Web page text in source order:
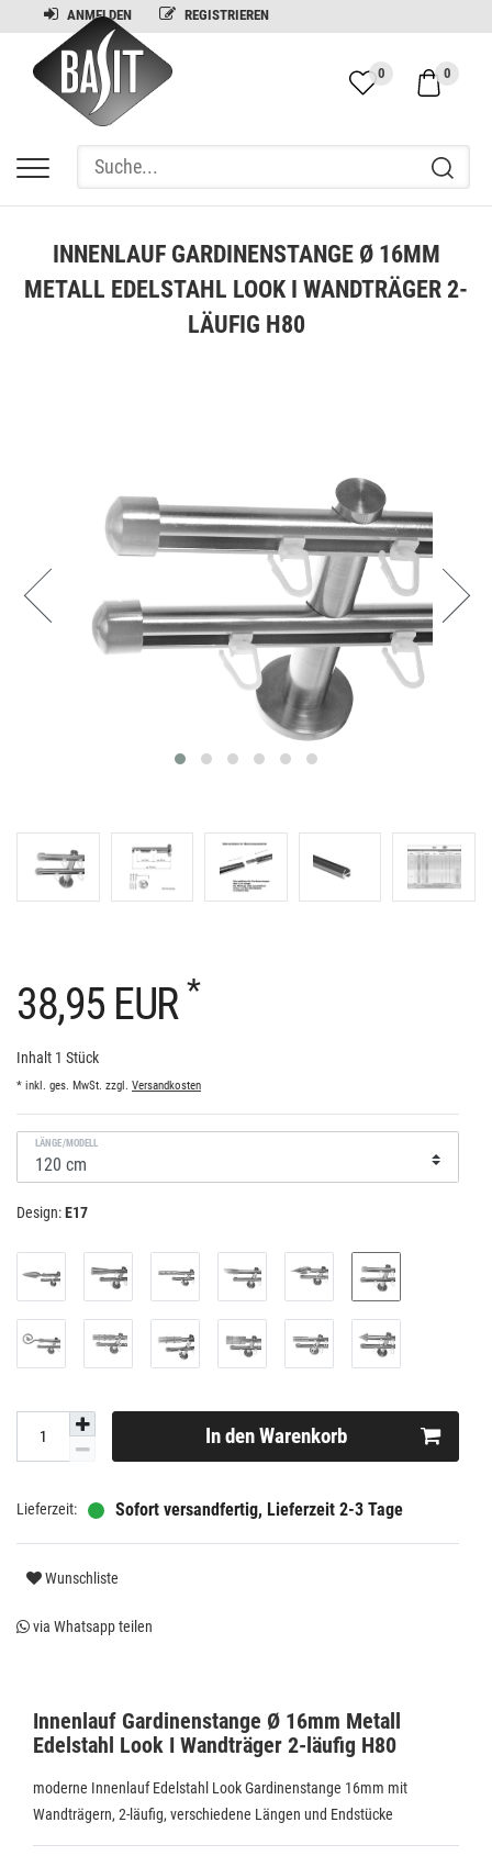
ANMELDEN REGISTRIEREN
0
0
INNENLAUF GARDINENSTANGE Ø 16MM
METALL EDELSTAHL LOOK I WANDTRÄGER 2-
LÄUFIG H80
Innenlauf Gardinenstange Ø 16mm Metall
Edelstahl Look I Wandträger 2-läufig H80
moderne Innenlauf Edelstahl Look Gardinenstange 16mm mit
Wandträgern, 2-läufig, verschiedene Längen und Endstücke
38,95 EUR *
Inhalt 1 Stück
* inkl. ges. MwSt. zzgl. Versandkosten
LÄNGE/MODELL
Design:E17
In den Warenkorb
Sofort versandfertig, Lieferzeit 2-3 Tage
Wunschliste
via Whatsapp teilen